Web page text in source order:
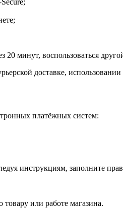
минут, воспользоваться
доставке,
платёжных систем:
инструкциям, заполните
или работе магазина.